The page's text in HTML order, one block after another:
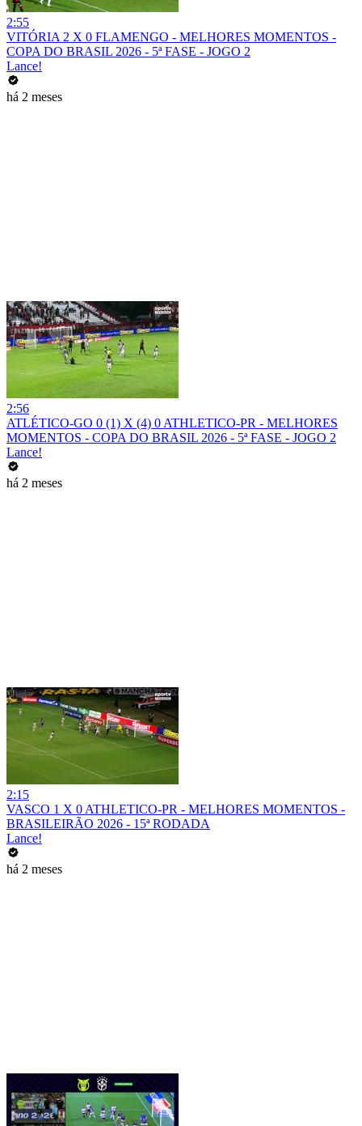
2:55
VITÓRIA 2 X 0 FLAMENGO - MELHORES MOMENTOS -
COPA DO BRASIL 2026 - 5ª FASE - JOGO 2
Lance!
há 2 meses
2:56
ATLÉTICO-GO 0 (1) X (4) 0 ATHLETICO-PR - MELHORES
MOMENTOS - COPA DO BRASIL 2026 - 5ª FASE - JOGO 2
Lance!
há 2 meses
2:15
VASCO 1 X 0 ATHLETICO-PR - MELHORES MOMENTOS -
BRASILEIRÃO 2026 - 15ª RODADA
Lance!
há 2 meses